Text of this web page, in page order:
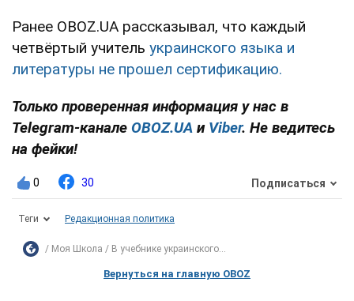
Ранее OBOZ.UA рассказывал, что каждый
четвёртый учитель украинского языка и
литературы не прошел сертификацию.
Только проверенная информация у нас в
Telegram-канале OBOZ.UA и Viber. Не ведитесь
на фейки!
0 30 Подписаться
Теги Редакционная политика
Моя Школа В учебнике украинского...
Вернуться на главную OBOZ